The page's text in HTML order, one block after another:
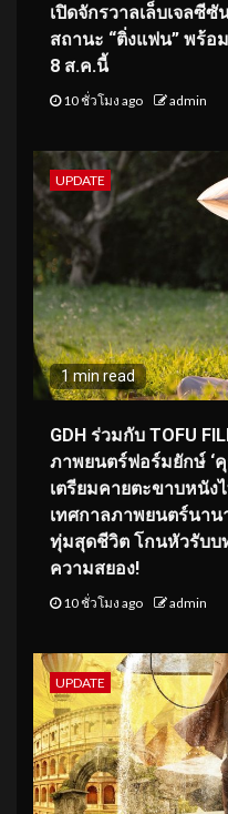
เปิดจักรวาลเล็บเจลซีซั
สถานะ “ติ่งแฟน” พร้อ
8 ส.ค.นี้
10 ชั่วโมง ago admin
UPDATE
1 min read
GDH ร่วมกับ TOFU
ภาพยนตร์ฟอร์มยักษ์ ‘คุ
เตรียมคายตะขาบหนั
เทศกาลภาพยนตร์นาน
ทุ่มสุดชีวิต โกนหัวรับ
ความสยอง!
10 ชั่วโมง ago admin
UPDATE